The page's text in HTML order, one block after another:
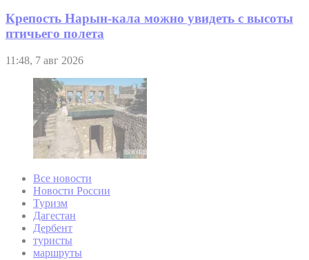
Крепость Нарын-кала можно увидеть с высоты
птичьего полета
11:48, 7 авг 2026
Все новости
Новости России
Туризм
Дагестан
Дербент
туристы
маршруты